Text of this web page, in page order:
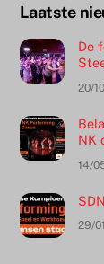
Laatste
De
20/
NK
14/
29/